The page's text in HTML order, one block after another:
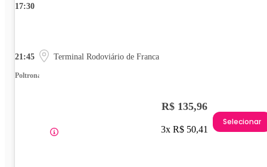
17:30
21:45 Terminal Rodoviário de Franca
Poltrona
R$ 135,96
3x R$ 50,41
Selecionar